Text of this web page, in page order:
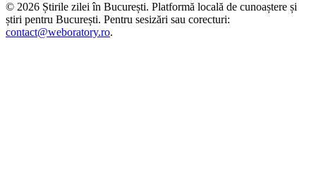
© 2026 Știrile zilei în București. Platformă locală de cunoaștere și
știri pentru București. Pentru sesizări sau corecturi:
contact@weboratory.ro.